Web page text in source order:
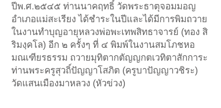
ปีพ.ศ.๒๕๔๕ ท่านนาคฤทธิ์ วัดพระธาตุจอมมอญ
อำเภอแม่สะเรียง ได้ชำระในปีและได้มีการพิมถวาย
ในงานทำบุญอายุหลวงพ่อพะเทพสิทธาจารย์ (ทอง สิ
ริมงฺคโล) อีก ๒ ครั้งๆ ที่ ๔ พิมพ์ในงานสมโภชหอ
มณเฑียรธรรม ถวายมุทิตากตัญญกตเวทิตาสักการะ
ท่านพระครูสุวถิ์ปัญญาโสภิต (ครูบาปัญญาวชิระ)
วัดแสนเมืองมาหลวง (หัวข่วง)​